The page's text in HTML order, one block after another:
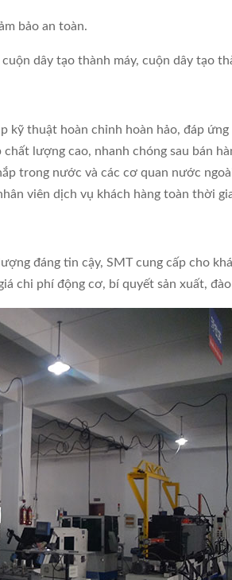
bảo an toàn.
dây tạo thành máy, cuộn dây tạo
kỹ thuật hoàn chỉnh hoàn hảo, đáp
lượng cao, nhanh chóng sau bán
trong nước và các cơ quan nước
viên dịch vụ khách hàng toàn thời
đáng tin cậy, SMT cung cấp cho
chi phí động cơ, bí quyết sản xuất,